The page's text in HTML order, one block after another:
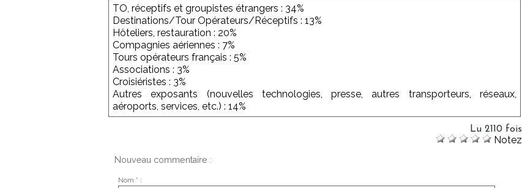
TO, réceptifs et groupistes étrangers : 34%
Destinations/Tour Opérateurs/Réceptifs : 13%
Hôteliers, restauration : 20%
Compagnies aériennes : 7%
Tours opérateurs français : 5%
Associations : 3%
Croisiéristes : 3%
Autres exposants (nouvelles technologies, presse, autres transporteurs, réseaux,
aéroports, services, etc.) : 14%
Lu 2110 fois
Notez
Nouveau commentaire :
Nom * :